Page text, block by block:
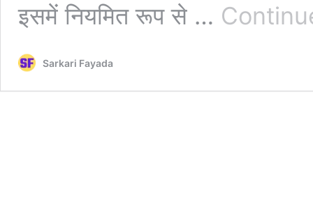
इसमें नियमित रूप से …
Sarkari Fayada